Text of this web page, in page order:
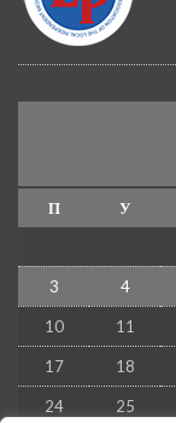
П У
3 4
10 11
17 18
24 25